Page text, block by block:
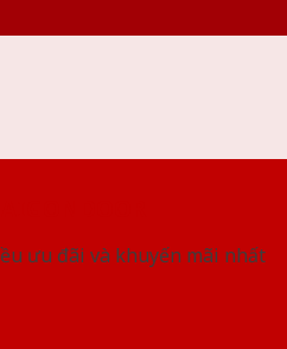
ưu đãi và khuyến mãi nhất